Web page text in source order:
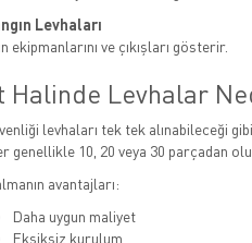
Levhaları
ekipmanlarını ve çıkışları gösterir.
Halinde Levhalar
levhaları tek tek alınabileceği
genellikle 10, 20 veya 30 parçadan
avantajları:
Daha uygun maliyet
Eksiksiz kurulum